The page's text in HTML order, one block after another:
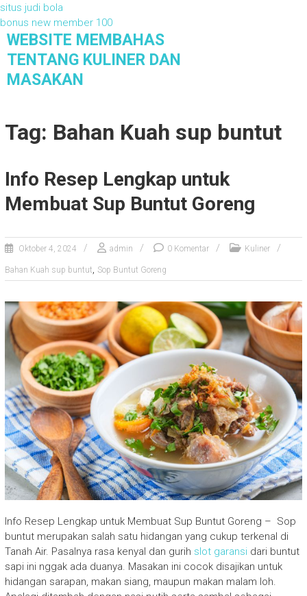
situs judi bola
bonus new member 100
WEBSITE MEMBAHAS
TENTANG KULINER DAN
MASAKAN
Tag: Bahan Kuah sup buntut
Info Resep Lengkap untuk
Membuat Sup Buntut Goreng
Oktober 4, 2024 admin 0 Komentar Kuliner
Bahan Kuah sup buntut, Sop Buntut Goreng
Info Resep Lengkap untuk Membuat Sup Buntut Goreng – Sop
buntut merupakan salah satu hidangan yang cukup terkenal di
Tanah Air. Pasalnya rasa kenyal dan gurih slot garansidari buntut
sapi ini nggak ada duanya. Masakan ini cocok disajikan untuk
hidangan sarapan, makan siang, maupun makan malam loh.